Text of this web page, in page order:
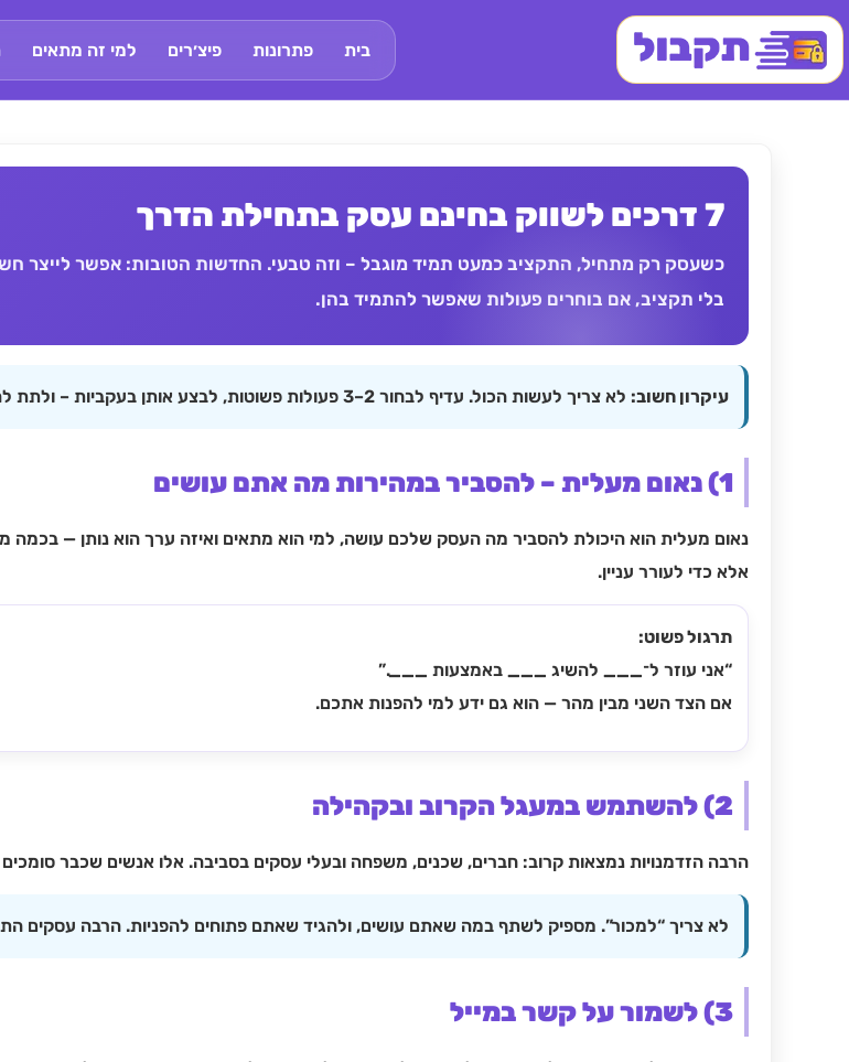
בית פתרונות פיצ׳רים למי זה מתאים
7 דרכים לשווק בחינם עסק בתחילת הדרך
כשעסק רק מתחיל, התקציב כמעט תמיד מוגבל – וזה טבעי. החדשות הטובות: אפשר לייצר
בלי תקציב, אם בוחרים פעולות שאפשר להתמיד בהן.
עיקרון חשוב: לא צריך לעשות הכול. עדיף לבחור 2–3 פעולות פשוטות, לבצע אותן בעקביות – ולתת להן זמן לעבוד.
1) נאום מעלית – להסביר במהירות מה אתם עושים
נאום מעלית הוא היכולת להסביר מה העסק שלכם עושה, למי הוא מתאים ואיזה ערך הוא נותן — בכמה
אלא כדי לעורר עניין.
תרגול פשוט:
“אני עוזר ל־___ להשיג ___ באמצעות ___
.”
אם הצד השני מבין מהר — הוא גם ידע למי להפנות אתכם.
2) להשתמש במעגל הקרוב ובקהילה
הרבה הזדמנויות נמצאות קרוב: חברים, שכנים, משפחה ובעלי עסקים בסביבה. אלו אנשים שכבר
לא צריך “למכור”. מספיק לשתף במה שאתם עושים, ולהגיד שאתם פתוחים להפניות. הרבה עסקים
3) לשמור על קשר במייל